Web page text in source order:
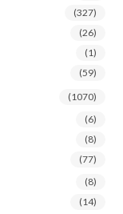
(327)
(26)
(1)
(59)
(1070)
(6)
(8)
(77)
(8)
(14)